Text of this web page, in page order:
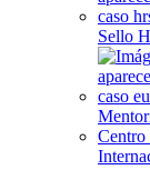
Sello
Centro